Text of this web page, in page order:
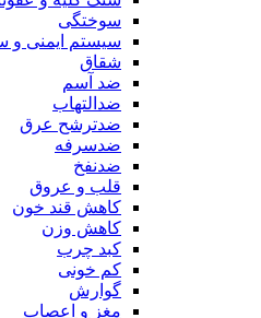
سوختگی
سیستم ایمنی و
شقاق
ضد آسم
ضدالتهاب
ضدترشح عرق
ضدسرفه
ضدنفخ
قلب و عروق
کاهش قند خون
کاهش وزن
کبد چرب
کم خونی
گوارش
مغز و اعصاب